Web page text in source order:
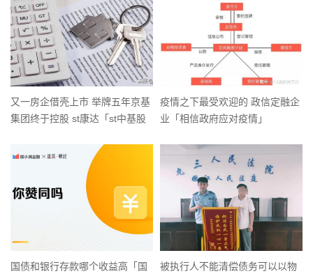
又一房企借壳上市 举牌五年京基
集团终于控股 st康达「st中基股
疫情之下最受欢迎的 政信定融企
业「相信政府应对疫情」
国债和银行存款哪个收益高「国
被执行人不能清偿债务可以以物